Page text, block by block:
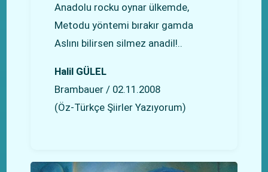
Anadolu rocku oynar ülkemde,
Metodu yöntemi bırakır gamda
Aslını bilirsen silmez anadil!..
Halil GÜLEL
Brambauer / 02.11.2008
(Öz-Türkçe Şiirler Yazıyorum)